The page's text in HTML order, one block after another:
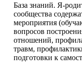
База знаний. Я-
сообщества
мероприятия
вопросов
отношений,
травм,
подготовки к